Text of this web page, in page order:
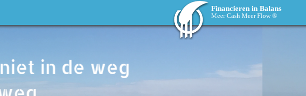
Financieren in Balans
Meer Cash Meer Flow ®